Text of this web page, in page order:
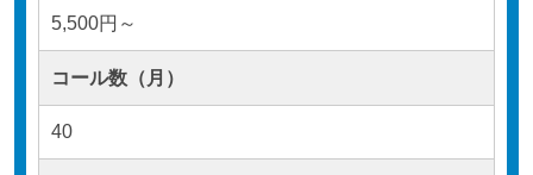
5,500円～
コール数（月）
40